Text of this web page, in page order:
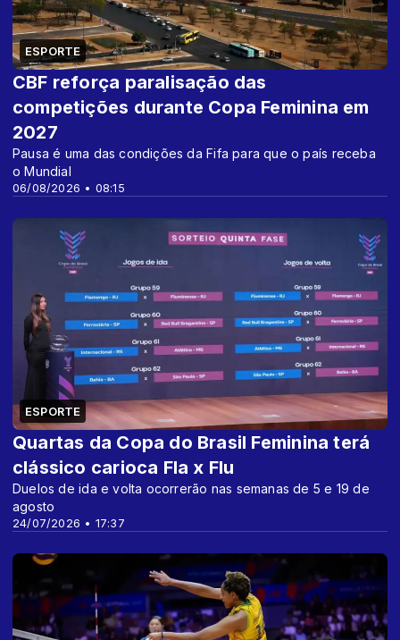
ESPORTE
06/08/2026 • 08:15
CBF reforça paralisação das
competições durante Copa Feminina em
2027
Pausa é uma das condições da Fifa para que o país receba
o Mundial
ESPORTE
24/07/2026 • 17:37
Quartas da Copa do Brasil Feminina terá
clássico carioca Fla x Flu
Duelos de ida e volta ocorrerão nas semanas de 5 e 19 de
agosto